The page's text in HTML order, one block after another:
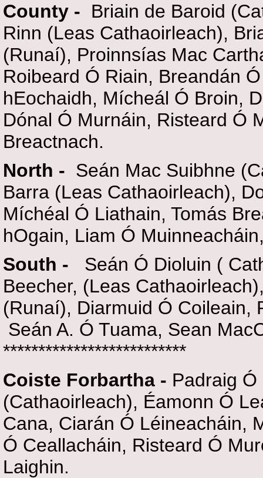
County - Briain de Baroid
Rinn (Leas Cathaoirleach),
(Runaí), Proinnsías Mac
Roibeard Ó Riain, Breandán
hEochaidh, Mícheál Ó Broin,
Dónal Ó Murnáin, Risteard Ó
Breactnach.
North - Seán Mac Suibhne
Barra (Leas Cathaoirleach),
Míchéal Ó Liathain, Tomás
hOgain, Liam Ó
South -
Seán Ó Dioluin (
Beecher, (Leas
(Runaí), Diarmuid Ó Coileain,
Seán A. Ó Tuama, Sean
**************************
Coiste Forbartha - Padraig
(Cathaoirleach), Éamonn Ó
Cana, Ciarán Ó Léineacháin,
Ó Ceallacháin, Risteard Ó
Laighin.